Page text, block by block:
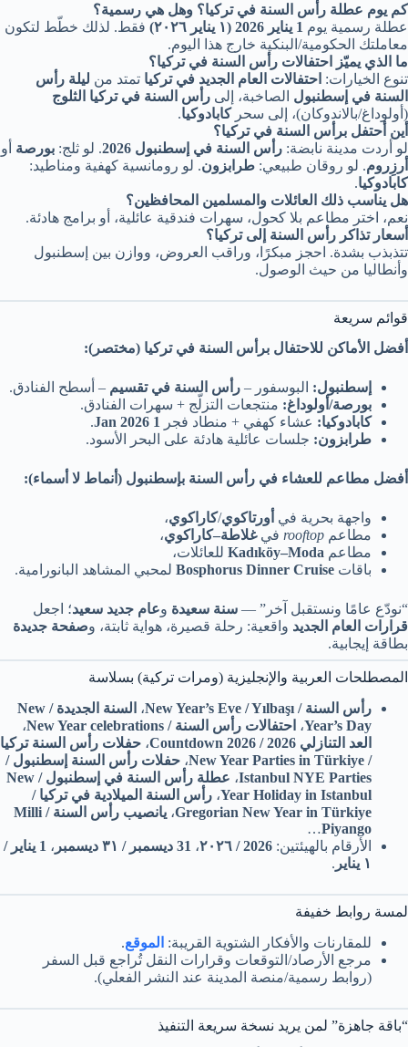
كم يوم عطلة رأس السنة في تركيا؟ وهل هي رسمية؟
عطلة رسمية يوم 1 يناير 2026 (١ يناير ٢٠٢٦)
فقط. لذلك خطّط لتكون
معاملتك الحكومية/البنكية خارج هذا اليوم.
ما الذي يميّز احتفالات رأس السنة في تركيا؟
تنوع الخيارات: احتفالات العام الجديد في تركيا تمتد من ليلة رأس
السنة في إسطنبول الصاخبة، إلى رأس السنة في تركيا الثلوج
(أولوداغ/بالاندوكان)، إلى سحركابادوكيا.
أين أحتفل برأس السنة في تركيا؟
لو أردت مدينة نابضة: رأس السنة في إسطنبول 2026 . لو ثلج: بورصة أو
أرزِروم. لو روقان طبيعي: طرابزون. لو رومانسية كهفية ومناطيد:
كابادوكيا.
هل يناسب ذلك العائلات والمسلمين المحافظين؟
نعم، اختر مطاعم بلا كحول، سهرات فندقية عائلية، أو برامج هادئة.
أسعار تذاكر رأس السنة إلى تركيا؟
تتذبذب بشدة. احجز مبكرًا، وراقب العروض، ووازن بين إسطنبول
وأنطاليا من حيث الوصول.
قوائم سريعة
أفضل الأماكن للاحتفال برأس السنة في تركيا (مختصر):
إسطنبول: البوسفور – رأس السنة في تقسيم – أسطح الفنادق.
بورصة/أولوداغ: منتجعات التزلّج + سهرات الفنادق.
كابادوكيا: عشاء كهفي + منطاد فجر 1 Jan 2026
.
طرابزون: جلسات عائلية هادئة على البحر الأسود.
أفضل مطاعم للعشاء في رأس السنة بإسطنبول (أنماط لا أسماء):
واجهة بحرية في أورتاكوي/كاراكوي،
مطاعم rooftop فيغلاطة–كاراكوي،
مطاعم Kadıköy–Moda للعائلات،
باقات Bosphorus Dinner Cruise لمحبي المشاهد البانورامية.
“نودّع عامًا ونستقبل آخر” — سنة سعيدة وعام جديد سعيد؛ اجعل
قرارات العام الجديد واقعية: رحلة قصيرة، هواية ثابتة، وصفحة جديدة
بطاقة إيجابية.
المصطلحات العربية والإنجليزية (ومرات تركية) بسلاسة
رأس السنة / New Year’s Eve / Yılbaşı
،
السنة الجديدة / New
Year’s Day، احتفالات رأس السنة / New Year celebrations
،
العد التنازلي 2026 / Countdown 2026
، حفلات رأس السنة تركيا
/ New Year Parties in Türkiye
، حفلات رأس السنة إسطنبول /
Istanbul NYE Parties،
عطلة رأس السنة في إسطنبول / New
Year Holiday in Istanbul، رأس السنة الميلادية في تركيا /
Gregorian New Year in Türkiye،
يانصيب رأس السنة / Milli
Piyango
…
الأرقام بالهيئتين: 2026 / ٢٠٢٦ ، 31 ديسمبر / ٣١ ديسمبر ،
1 يناير /
١ يناير
.
لمسة روابط خفيفة
للمقارنات والأفكار الشتوية القريبة: الموقع.
مرجع الأرصاد/التوقعات وقرارات النقل تُراجع قبل السفر
(روابط رسمية/منصة المدينة عند النشر الفعلي).
“باقة جاهزة” لمن يريد نسخة سريعة التنفيذ